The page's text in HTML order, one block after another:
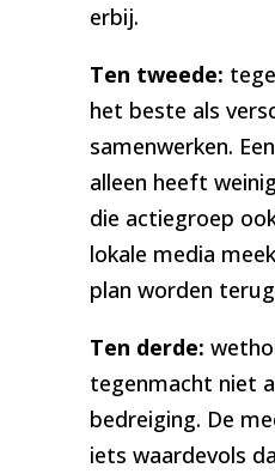
erbij.
Ten tweede:
het beste als
samenwerken.
alleen heeft
die actiegroep
lokale media
plan worden
Ten derde:
tegenmacht niet
bedreiging. De
iets waardevols